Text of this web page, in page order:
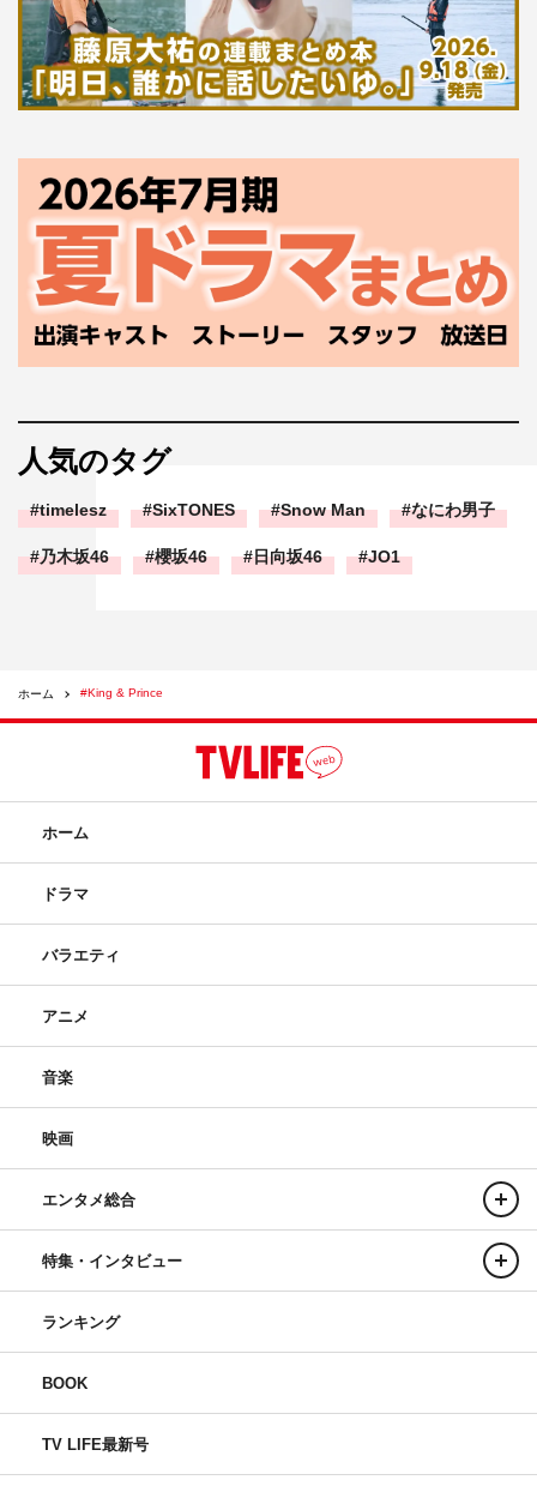
人気のタグ
timelesz SixTONES Snow Man なにわ男子
乃木坂46 櫻坂46 日向坂46 JO1
ホーム #King & Prince
ホーム
ドラマ
バラエティ
アニメ
音楽
映画
エンタメ総合
特集・インタビュー
ランキング
BOOK
TV LIFE最新号